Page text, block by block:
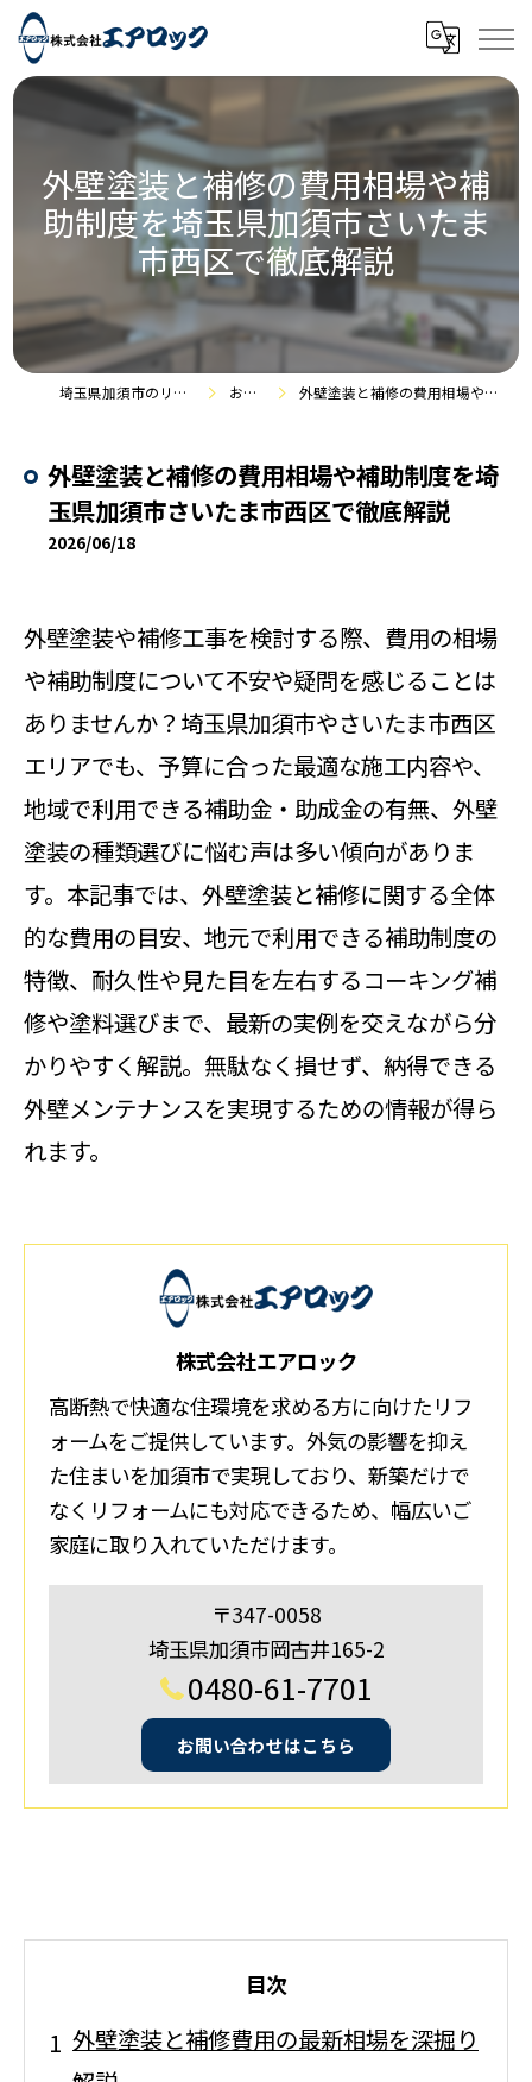
外壁塗装と補修の費用相場や補
助制度を埼玉県加須市さいたま
市西区で徹底解説
埼玉県加須市のリフォームなら株式会社エアロック お役立ち情報 外壁塗装と補修の費用相場や補助制度を埼玉県加須市さいたま市西区で徹底解説
外壁塗装と補修の費用相場や補助制度を埼
玉県加須市さいたま市西区で徹底解説
2026/06/18
外壁塗装や補修工事を検討する際、費用の相場
や補助制度について不安や疑問を感じることは
ありませんか？埼玉県加須市やさいたま市西区
エリアでも、予算に合った最適な施工内容や、
地域で利用できる補助金・助成金の有無、外壁
塗装の種類選びに悩む声は多い傾向がありま
す。本記事では、外壁塗装と補修に関する全体
的な費用の目安、地元で利用できる補助制度の
特徴、耐久性や見た目を左右するコーキング補
修や塗料選びまで、最新の実例を交えながら分
かりやすく解説。無駄なく損せず、納得できる
外壁メンテナンスを実現するための情報が得ら
れます。
株式会社エアロック
高断熱で快適な住環境を求める方に向けたリフ
ォームをご提供しています。外気の影響を抑え
た住まいを加須市で実現しており、新築だけで
なくリフォームにも対応できるため、幅広いご
家庭に取り入れていただけます。
〒347-0058
埼玉県加須市岡古井165-2
0480-61-7701
お問い合わせはこちら
目次
外壁塗装と補修費用の最新相場を深掘り